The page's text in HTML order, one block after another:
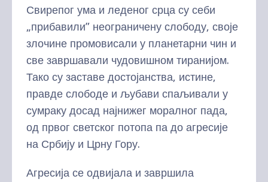
Свирепог ума и леденог срца су себи
„прибавили” неограничену слободу, своје
злочине промовисали у планетарни чин и
све завршавали чудовишном тиранијом.
Тако су заставе достојанства, истине,
правде слободе и љубави спаљивали у
сумраку досад најнижег моралног пада,
од првог светског потопа па до агресије
на Србију и Црну Гору.
Агресија се одвијала и завршила